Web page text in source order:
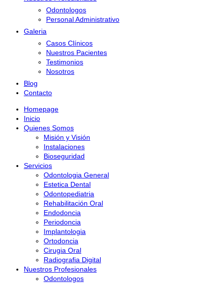
Odontologos
Personal Administrativo
Galeria
Casos Clínicos
Nuestros Pacientes
Testimonios
Nosotros
Blog
Contacto
Homepage
Inicio
Quienes Somos
Misión y Visión
Instalaciones
Bioseguridad
Servicios
Odontologia General
Estetica Dental
Odontopediatria
Rehabilitación Oral
Endodoncia
Periodoncia
Implantologia
Ortodoncia
Cirugia Oral
Radiografia Digital
Nuestros Profesionales
Odontologos